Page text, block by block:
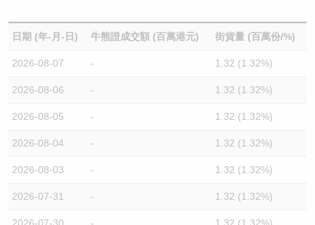
日期 (年-月-日) 牛熊證成交額 (百萬港元) 街貨量 (百萬份/%)
2026-08-07 - 1.32 (1.32%)
2026-08-06 - 1.32 (1.32%)
2026-08-05 - 1.32 (1.32%)
2026-08-04 - 1.32 (1.32%)
2026-08-03 - 1.32 (1.32%)
2026-07-31 - 1.32 (1.32%)